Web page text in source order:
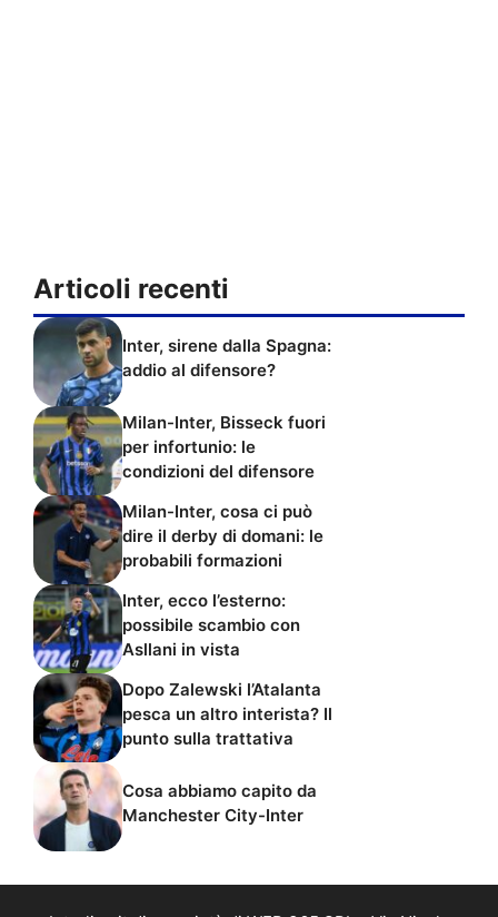
Articoli recenti
Inter, sirene dalla Spagna:
addio al difensore?
Milan-Inter, Bisseck fuori
per infortunio: le
condizioni del difensore
Milan-Inter, cosa ci può
dire il derby di domani: le
probabili formazioni
Inter, ecco l’esterno:
possibile scambio con
Asllani in vista
Dopo Zalewski l’Atalanta
pesca un altro interista? Il
punto sulla trattativa
Cosa abbiamo capito da
Manchester City-Inter